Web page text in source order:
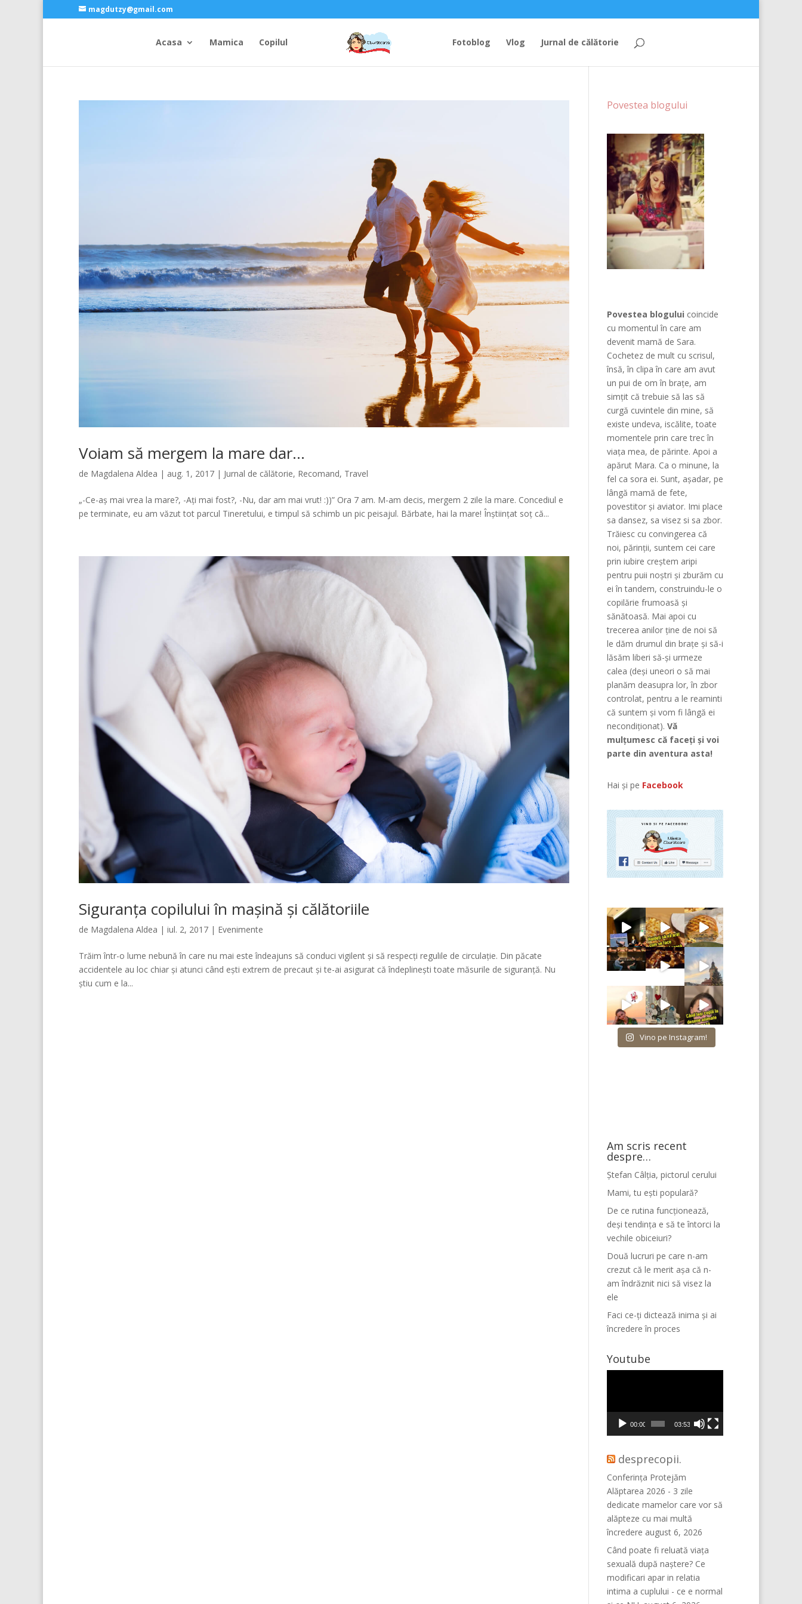
magdutzy@gmail.com
Acasa Mamica Copilul Fotoblog Vlog Jurnal de călătorie
Voiam să mergem la mare dar…
de Magdalena Aldea | aug. 1, 2017 | Jurnal de călătorie, Recomand, Travel
„-Ce-aș mai vrea la mare?, -Ați mai fost?, -Nu, dar am mai vrut! :))” Ora 7 am. M-am decis, mergem 2 zile la mare. Concediul e
pe terminate, eu am văzut tot parcul Tineretului, e timpul să schimb un pic peisajul. Bărbate, hai la mare! Înștiințat soț că...
Siguranța copilului în mașină și călătoriile
de Magdalena Aldea | iul. 2, 2017 | Evenimente
Trăim într-o lume nebună în care nu mai este îndeajuns să conduci vigilent și să respecți regulile de circulație. Din păcate
accidentele au loc chiar și atunci când ești extrem de precaut și te-ai asigurat că îndeplinești toate măsurile de siguranță. Nu
știu cum e la...
Povestea blogului
Povestea blogului coincide
cu momentul în care am
devenit mamă de Sara.
Cochetez de mult cu scrisul,
însă, în clipa în care am avut
un pui de om în brațe, am
simțit că trebuie să las să
curgă cuvintele din mine, să
existe undeva, iscălite, toate
momentele prin care trec în
viața mea, de părinte. Apoi a
apărut Mara. Ca o minune, la
fel ca sora ei. Sunt, așadar, pe
lângă mamă de fete,
povestitor și aviator. Imi place
sa dansez, sa visez si sa zbor.
Trăiesc cu convingerea că
noi, părinţii, suntem cei care
prin iubire creştem aripi
pentru puii noştri şi zburăm cu
ei în tandem, construindu-le o
copilărie frumoasă şi
sănătoasă. Mai apoi cu
trecerea anilor ține de noi să
le dăm drumul din braţe și să-i
lăsăm liberi să-și urmeze
calea (deşi uneori o să mai
planăm deasupra lor, în zbor
controlat, pentru a le reaminti
că suntem şi vom fi lângă ei
necondiţionat). Vă
mulțumesc că faceți și voi
parte din aventura asta!
Hai și pe Facebook
Vino pe Instagram!
Am scris recent
despre…
Ștefan Câlția, pictorul cerului
Mami, tu ești populară?
De ce rutina funcționează,
deși tendința e să te întorci la
vechile obiceiuri?
Două lucruri pe care n-am
crezut că le merit așa că n-
am îndrăznit nici să visez la
ele
Faci ce-ți dictează inima și ai
încredere în proces
Youtube
00:00 03:53
desprecopii.
Conferința Protejăm
Alăptarea 2026 - 3 zile
dedicate mamelor care vor să
alăpteze cu mai multă
încredere august 6, 2026
Când poate fi reluată viața
sexuală după naștere? Ce
modificari apar in relatia
intima a cuplului - ce e normal